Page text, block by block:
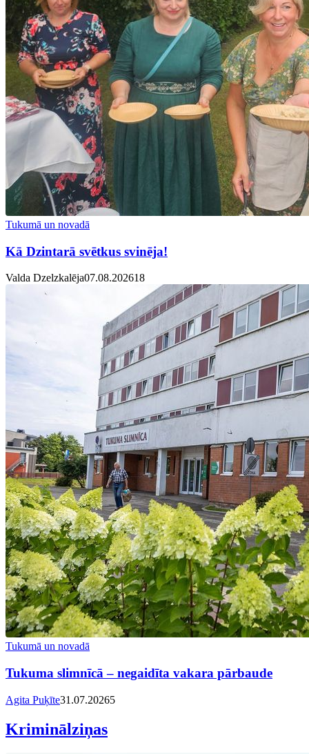
Tukumā un novadā
Kā Dzintarā svētkus svinēja!
Valda Dzelzkalēja07.08.202618
Tukumā un novadā
Tukuma slimnīcā – negaidīta vakara pārbaude
Agita Puķīte31.07.20265
Kriminālziņas